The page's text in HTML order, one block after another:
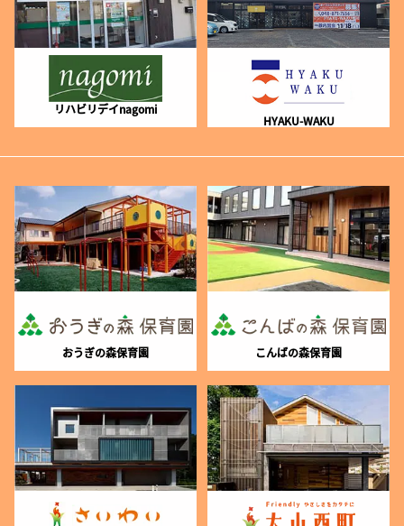
リハビリデイnagomi
HYAKU-WAKU
おうぎの森保育園 こんばの森保育園